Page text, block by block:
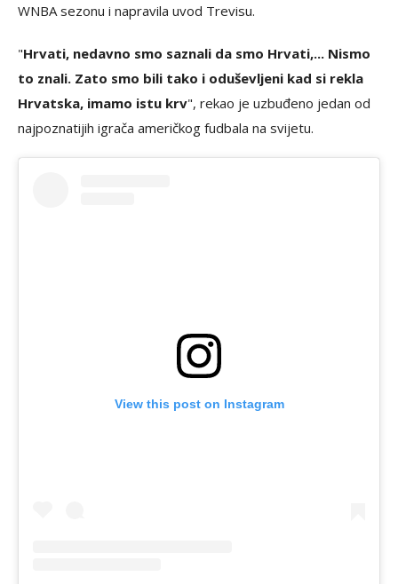
WNBA sezonu i napravila uvod Trevisu.
"Hrvati, nedavno smo saznali da smo Hrvati,... Nismo
to znali. Zato smo bili tako i oduševljeni kad si rekla
Hrvatska, imamo istu krv", rekao je uzbuđeno jedan od
najpoznatijih igrača američkog fudbala na svijetu.
View this post on Instagram